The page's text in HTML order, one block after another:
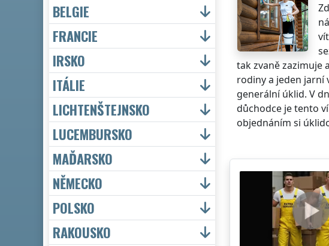
tak zvaně zazimuje
rodiny a jeden jarní
generální úklid. V
důchodce je tento
objednáním si
BELGIE
FRANCIE
IRSKO
ITÁLIE
LICHTENŠTEJNSKO
LUCEMBURSKO
MAĎARSKO
NĚMECKO
POLSKO
RAKOUSKO